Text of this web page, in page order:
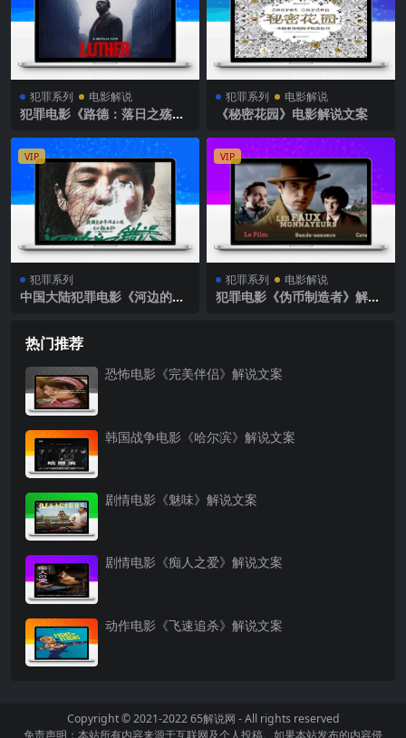
犯罪系列 电影解说
犯罪电影《路德：落日之殇》
犯罪系列 电影解说
《秘密花园》电影解说文案
VIP
犯罪系列
中国大陆犯罪电影《河边的错
VIP
犯罪系列 电影解说
犯罪电影《伪币制造者》解说
热门推荐
恐怖电影《完美伴侣》解说文案
韩国战争电影《哈尔滨》解说文案
剧情电影《魅味》解说文案
剧情电影《痴人之爱》解说文案
动作电影《飞速追杀》解说文案
Copyright © 2021-202265解说网 - All rights reserved
免责声明：本站所有内容来源于互联网及个人投稿。如果本站发布的内容侵